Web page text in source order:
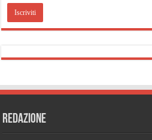
REDAZIONE